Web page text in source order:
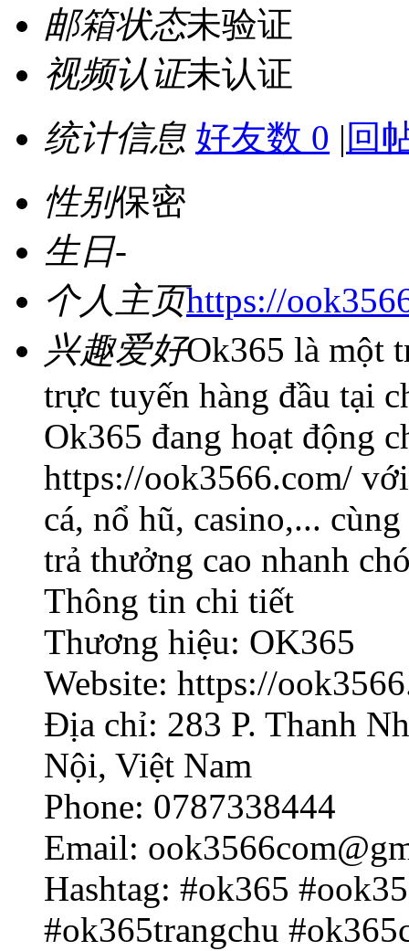
邮箱状态未验证
视频认证未认证
统计信息 好友数 0 | 回
性别保密
生日-
个人主页https://
兴趣爱好Ok365 là một
trực tuyến hàng đầu tại
Ok365 đang hoạt động
https://ook3566.com/
cá, nổ hũ, casino,...
trả thưởng cao nhanh
Thông tin chi tiết
Thương hiệu: OK365
Website: https://
Địa chỉ: 283 P. Thanh
Nội, Việt Nam
Phone: 0787338444
Email:
Hashtag: #ok365
#ok365trangchu